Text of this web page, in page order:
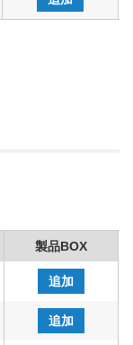
製品BOX
追加
追加